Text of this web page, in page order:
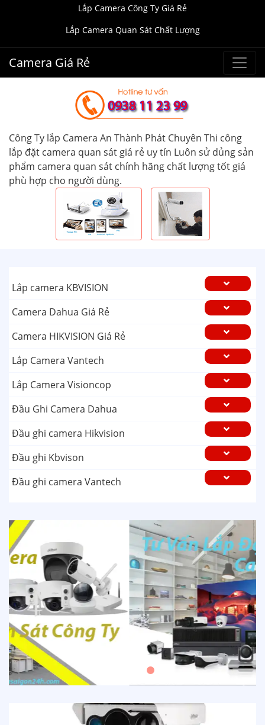
Lắp Camera Công Ty Giá Rẻ
Lắp Camera Quan Sát Chất Lượng
Camera Giá Rẻ
Công Ty lắp Camera An Thành Phát Chuyên Thi công
lắp đặt camera quan sát giá rẻ uy tín Luôn sử dủng sản
phẩm camera quan sát chính hãng chất lượng tốt giá
phù hợp cho người dùng.
Lắp camera KBVISION
Camera Dahua Giá Rẻ
Camera HIKVISION Giá Rẻ
Lắp Camera Vantech
Lắp Camera Visioncop
Đầu Ghi Camera Dahua
Đầu ghi camera Hikvision
Đầu ghi Kbvison
Đầu ghi camera Vantech